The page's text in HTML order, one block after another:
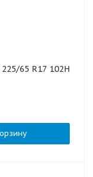
65 R17 102H